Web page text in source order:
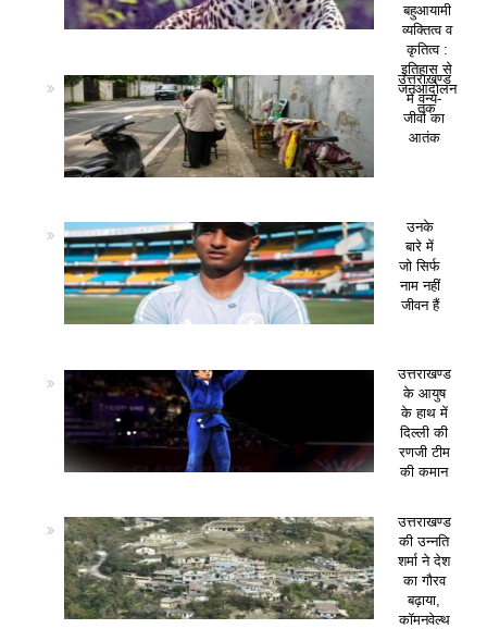
बहुआयामी
व्यक्तित्व व
कृतित्व :
इतिहास से
जनआंदोलन
तक
उत्तराखण्ड
में वन्य-
जीवों का
आतंक
उनके
बारे में
जो सिर्फ
नाम नहीं
जीवन हैं
उत्तराखण्ड
के आयुष
के हाथ में
दिल्ली की
रणजी टीम
की कमान
उत्तराखण्ड
की उन्नति
शर्मा ने देश
का गौरव
बढ़ाया,
कॉमनवेल्थ